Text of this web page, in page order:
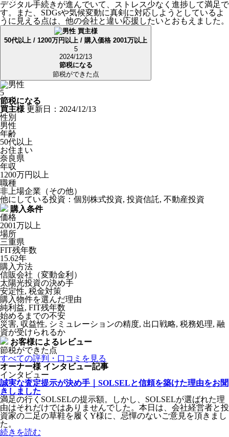
デジタル手続きが進んでいて、ストレス少なく進捗して満足で
す。また、SDGsや気候変動に真剣に対応しようとしているよ
うに見える点は、他の会社と違い応援したいとおもえました。
買主様
50代以上 / 1200万円以上 / 購入価格 2001万以上
5
2024/12/13
節税になる
節税ができた点
5
節税になる
買主様 更新日：2024/12/13
性別
男性
年齢
50代以上
お住まい
奈良県
年収
1200万円以上
職種
非上場企業（その他）
他にしている投資：個別株式投資, 投資信託, 不動産投資
購入条件
価格
2001万以上
場所
三重県
FIT残年数
15.62年
購入方法
信販会社（変動金利）
太陽光投資の決め手
安定性, 税金対策
購入物件を選んだ理由
純利益, FIT残年数
始めるまでの不安
災害, 収益性, シミュレーションの精度, 出口戦略, 税務処理, 融
資が受けられるか
お客様によるレビュー
節税ができた点
すべての評判・口コミを見る
オーナー様 インタビュー記事
インタビュー
誠実な査定提示が決め手｜SOLSELと信頼を築けた理由をお聞
きしました
満足の行くSOLSELの提示額。しかし、SOLSELが選ばれた理
由はそれだけではありませんでした。本日は、会社経営者と投
資家の二足の草鞋を履くY様に、忌憚のないご意見を頂きまし
た。
続きを読む